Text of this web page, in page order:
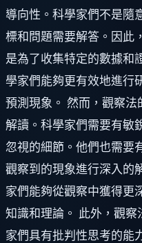
導向性。科學家們不是隨
標和問題需要解答。因此
是為了收集特定的數據和
學家們能夠更有效地進行
預測現象。 然而，觀察法
解讀。科學家們需要有敏
忽視的細節。他們也需要
觀察到的現象進行深入的
家們能夠從觀察中獲得更
知識和理論。 此外，觀
家們具有批判性思考的能